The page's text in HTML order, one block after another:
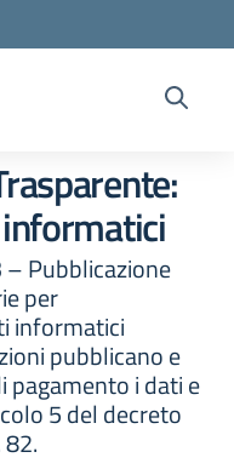
– Pubblicazione
per
informatici
pubblicano e
pagamento i dati e
5 del decreto